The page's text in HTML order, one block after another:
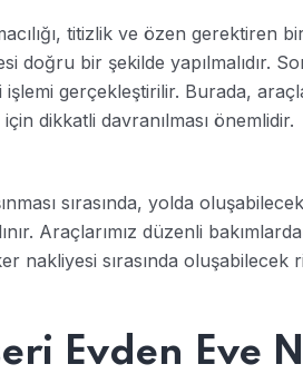
titizlik ve özen gerektiren
doğru bir şekilde yapılmalıdır.
işlemi gerçekleştirilir. Burada,
dikkatli davranılması önemlidir.
sırasında, yolda
Araçlarımız düzenli
nakliyesi sırasında
Evden Eve